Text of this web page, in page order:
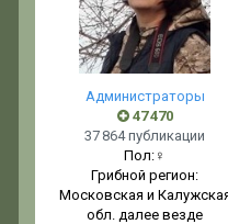
Администраторы
47 470
37 864 публикации
Пол: ♀
Грибной регион:
Московская и
обл. далее везде